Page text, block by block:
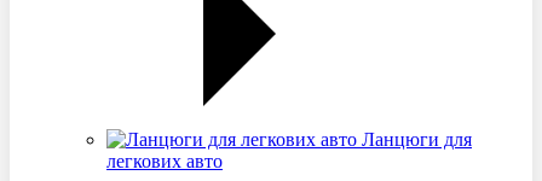
Ланцюги для
легкових авто